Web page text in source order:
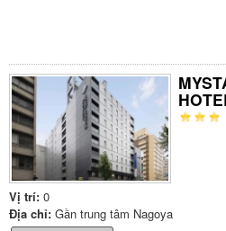
Vị trí: 0
Địa chỉ: Gần trung tâm Nagoya